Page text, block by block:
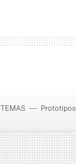
TEMAS Prototipos